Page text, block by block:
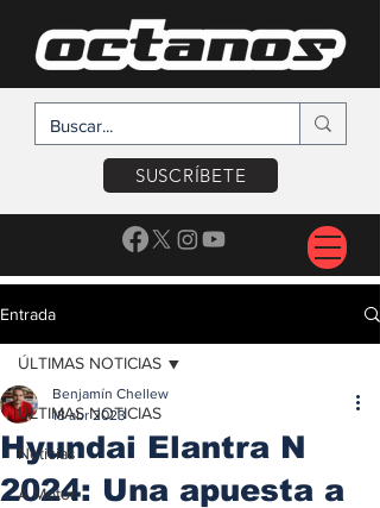
SUSCRÍBETE
Entrada
ÚLTIMAS NOTICIAS
Noticias
A Motor
ÚLTIMAS NOTICIAS
Hyundai Elantra N
2024: Una apuesta a
Benjamín Chellew
18 abr 2023